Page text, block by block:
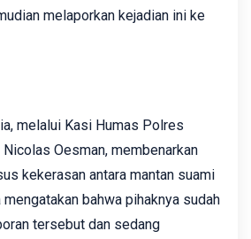
melaporkan kejadian ini ke
melalui Kasi Humas Polres
Oesman, membenarkan
kekerasan antara mantan suami
bahwa pihaknya sudah
tersebut dan sedang